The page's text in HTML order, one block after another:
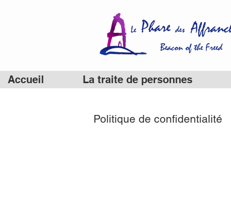
Accueil La traite de personnes
Politique de confidentialité